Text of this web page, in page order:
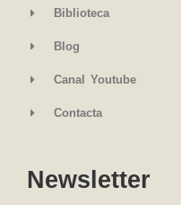
Biblioteca
Blog
Canal Youtube
Contacta
Newsletter